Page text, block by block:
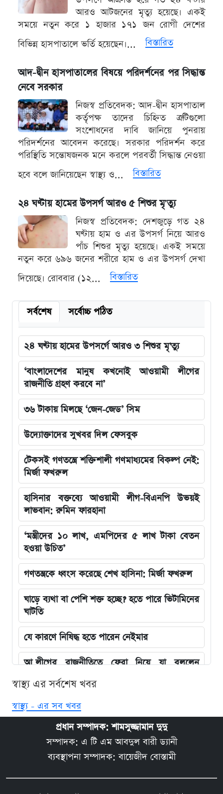
আরও আটজনের মৃত্যু হয়েছে। একই
সময়ে নতুন করে ১ হাজার ১৭১ জন রোগী দেশের
বিভিন্ন হাসপাতালে ভর্তি হয়েছেন।...
বিস্তারিত
আদ-দ্বীন হাসপাতালের বিষয়ে পরিদর্শনের পর সিদ্ধান্ত
নেবে সরকার
নিজস্ব প্রতিবেদক: আদ-দ্বীন হাসপাতাল
কর্তৃপক্ষ তাদের চিহ্নিত ত্রুটিগুলো
সংশোধনের দাবি জানিয়ে পুনরায়
পরিদর্শনের আবেদন করেছে। সরকার পরিদর্শন করে
পরিস্থিতি সন্তোষজনক মনে করলে পরবর্তী সিদ্ধান্ত নেওয়া
হবে বলে জানিয়েছেন স্বাস্থ্য ও...
বিস্তারিত
২৪ ঘণ্টায় হামের উপসর্গ আরও ৫ শিশুর মৃ'ত্যু
নিজস্ব প্রতিবেদক: দেশজুড়ে গত ২৪
ঘণ্টায় হাম ও এর উপসর্গ নিয়ে আরও
পাঁচ শিশুর মৃত্যু হয়েছে। একই সময়ে
নতুন করে ৬৯৬ জনের শরীরে হাম ও এর উপসর্গ দেখা
দিয়েছে। রোববার (১২...
বিস্তারিত
সর্বশেষ সর্বোচ্চ পঠিত
২৪ ঘণ্টায় হামের উপসর্গে আরও ৩ শিশুর মৃ'ত্যু
‘বাংলাদেশের মানুষ কখনোই আওয়ামী লীগের
রাজনীতি গ্রহণ করবে না’
৩৬ টাকায় মিলছে ‘জেন-জেড’ সিম
উদ্যোক্তাদের সুখবর দিল ফেসবুক
টেকসই গণতন্ত্রে শক্তিশালী গণমাধ্যমের বিকল্প নেই:
মির্জা ফখরুল
হাসিনার বক্তব্যে আওয়ামী লীগ-বিএনপি উভয়ই
লাভবান: রুমিন ফারহানা
‘মন্ত্রীদের ১০ লাখ, এমপিদের ৫ লাখ টাকা বেতন
হওয়া উচিত’
গণতন্ত্রকে ধ্বংস করেছে শেখ হাসিনা: মির্জা ফখরুল
ঘাড়ে ব্যথা বা পেশি শক্ত হচ্ছে? হতে পারে ভিটামিনের
ঘাটতি
যে কারণে নিষিদ্ধ হতে পারেন নেইমার
আ.লীগের রাজনীতিতে ফেরা নিয়ে যা বললেন
বিরোধীদলীয় নেতা
হাসিনার দেশে ফেরার প্রসঙ্গে যা বললেন আইনমন্ত্রী
কনটেন্ট ক্রিয়েটর রিপন মিয়া গ্রেপ্তার
পৃথক সড়ক দুর্ঘটনায় নি'হত ১৫
শিল্পকলা একাডেমিতে বিনামূল্যে সিনেমা দেখার
স্বাস্থ্য এর সর্বশেষ খবর
স্বাস্থ্য - এর সব খবর
প্রধান সম্পাদক: শামসুজ্জামান দুদু
সম্পাদক: এ টি এম আবদুল বারী ড্যানী
ব্যবস্থাপনা সম্পাদক: বায়েজীদ বোস্তামী